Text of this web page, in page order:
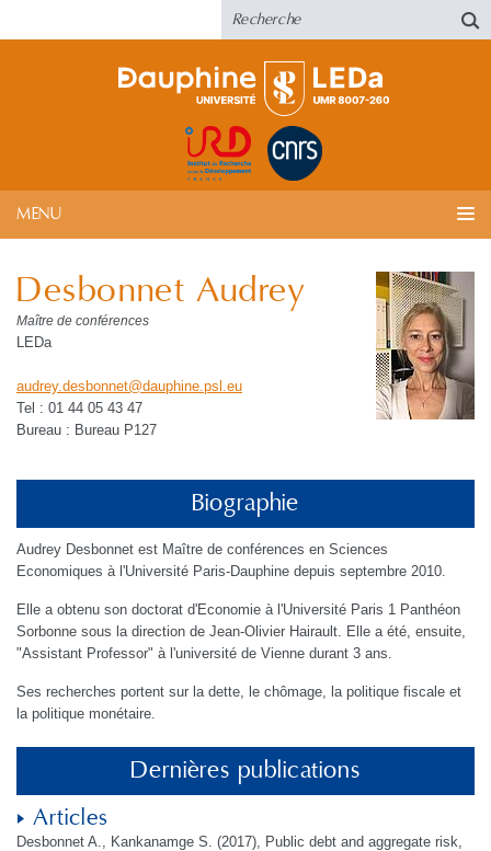
MENU
Desbonnet Audrey
Maître de conférences
LEDa
audrey.desbonnet@dauphine.psl .eu
Tel : 01 44 05 43 47
Bureau : Bureau P127
Biographie
Audrey Desbonnet est Maître de conférences en Sciences
Economiques à l'Université Paris-Dauphine depuis septembre 2010.
Elle a obtenu son doctorat d'Economie à l'Université Paris 1 Panthéon
Sorbonne sous la direction de Jean-Olivier Hairault. Elle a été, ensuite,
"Assistant Professor" à l'université de Vienne durant 3 ans.
Ses recherches portent sur la dette, le chômage, la politique fiscale et
la politique monétaire.
Dernières publications
Articles
Desbonnet A., Kankanamge S. (2017), Public debt and aggregate risk,